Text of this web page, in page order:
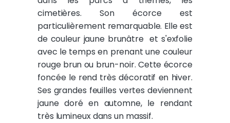
cimetières. Son écorce est
particulièrement remarquable. Elle est
de couleur jaune brunâtre et s'exfolie
avec le temps en prenant une couleur
rouge brun ou brun-noir. Cette écorce
foncée le rend très décoratif en hiver.
Ses grandes feuilles vertes deviennent
jaune doré en automne, le rendant
très lumineux dans un massif.